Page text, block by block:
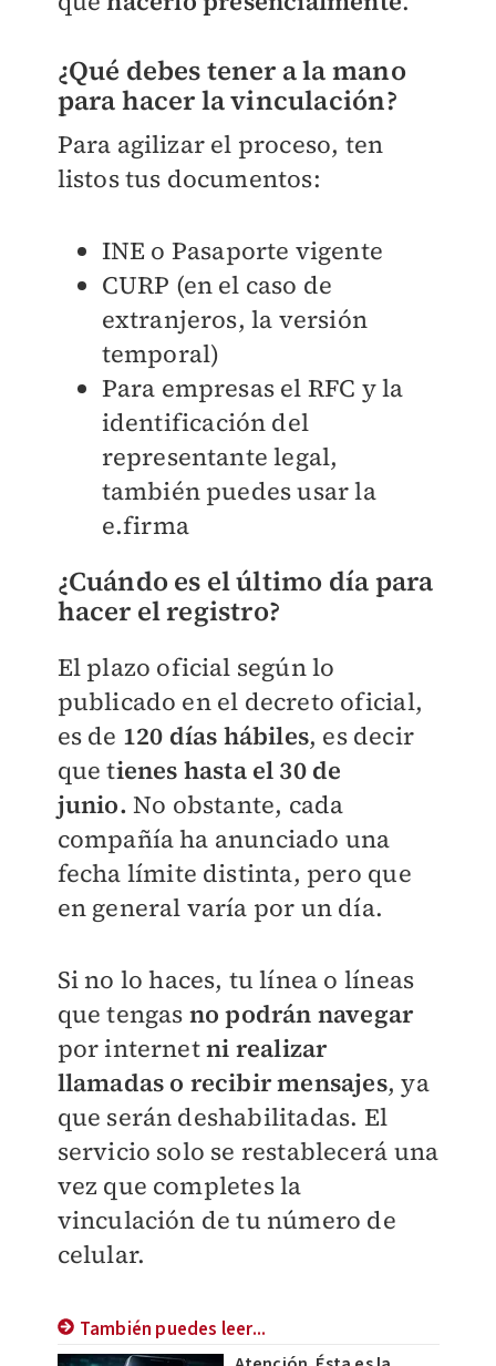
¿Qué debes tener a la mano
para hacer la vinculación?
Para agilizar el proceso, ten
listos tus documentos:
INE o Pasaporte vigente
CURP (en el caso de
extranjeros, la versión
temporal)
Para empresas el RFC y la
identificación del
representante legal,
también puedes usar la
e.firma
¿Cuándo es el último día para
hacer el registro?
El plazo oficial según lo
publicado en el decreto oficial,
es de 120 días hábiles, es decir
que tienes hasta el 30 de
junio. No obstante, cada
compañía ha anunciado una
fecha límite distinta, pero que
en general varía por un día.
Si no lo haces, tu línea o líneas
que tengas no podrán navegar
por internetni realizar
llamadas o recibir mensajes, ya
que serán deshabilitadas. El
servicio solo se restablecerá una
vez que completes la
vinculación de tu número de
celular.
También puedes leer...